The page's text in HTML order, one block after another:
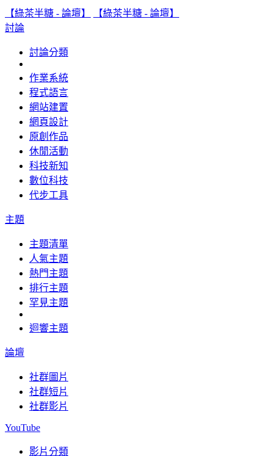
【綠茶半糖 - 論壇】
【綠茶半糖 - 論壇】
討論
討論分類
作業系統
程式語言
網站建置
網頁設計
原創作品
休閒活動
科技新知
數位科技
代步工具
主題
主題清單
人氣主題
熱門主題
排行主題
罕見主題
迴響主題
論壇
社群圖片
社群短片
社群影片
YouTube
影片分類